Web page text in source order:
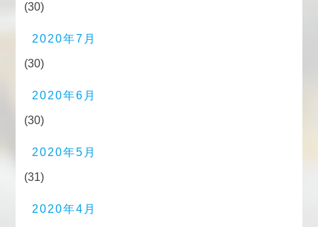
(30)
2020年7月
(30)
2020年6月
(30)
2020年5月
(31)
2020年4月